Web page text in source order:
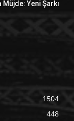
Yeni Şarkı
1504
448